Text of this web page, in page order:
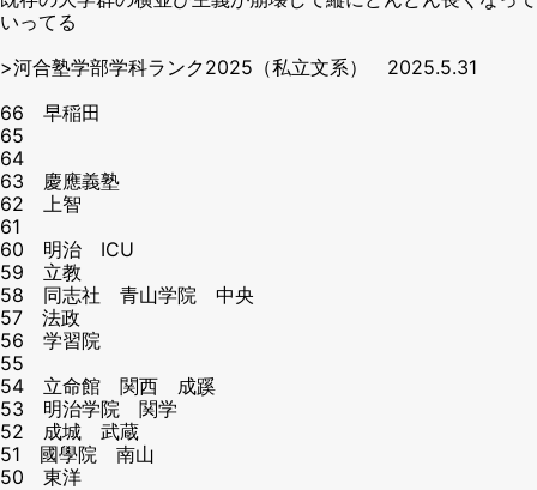
いってる
>河合塾学部学科ランク2025（私立文系） 2025.5.31
66 早稲田
65
64
63 慶應義塾
62 上智
61
60 明治 ICU
59 立教
58 同志社 青山学院 中央
57 法政
56 学習院
55
54 立命館 関西 成蹊
53 明治学院 関学
52 成城 武蔵
51 國學院 南山
50 東洋